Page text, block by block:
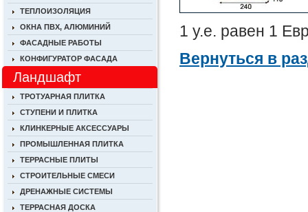
1 у.е. равен 1
Вернуться в
ТЕПЛОИЗОЛЯЦИЯ
ОКНА ПВХ, АЛЮМИНИЙ
ФАСАДНЫЕ РАБОТЫ
КОНФИГУРАТОР ФАСАДА
Ландшафт
ТРОТУАРНАЯ ПЛИТКА
СТУПЕНИ И ПЛИТКА
КЛИНКЕРНЫЕ АКСЕССУАРЫ
ПРОМЫШЛЕННАЯ ПЛИТКА
ТЕРРАСНЫЕ ПЛИТЫ
СТРОИТЕЛЬНЫЕ СМЕСИ
ДРЕНАЖНЫЕ СИСТЕМЫ
ТЕРРАСНАЯ ДОСКА